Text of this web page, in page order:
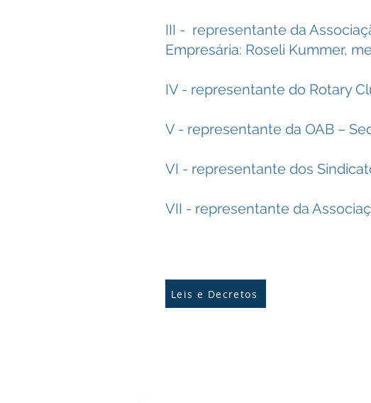
III - representante da
Empresária: Roseli Kummer,
IV - representante do Rotary
V - representante da OAB –
VI - representante dos
VII - representante da
Leis e Decretos